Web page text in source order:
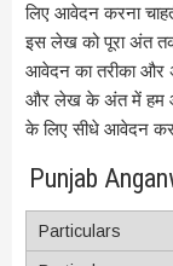
लिए आवेदन करना
इस लेख को पूरा अंत
आवेदन का तरीका और
और लेख के अंत में हम
के लिए सीधे आवेदन
Punjab